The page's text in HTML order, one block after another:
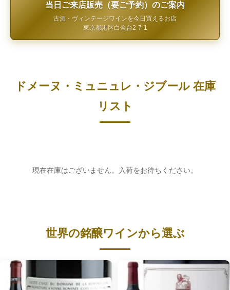
当日ご来店販売（要ご予約）のご案内
古酒・ヴィンテージワインを今日買えるお店
東京都港区白金台2-7-1
ドメーヌ・ミュニュレ・ジブール 在庫
リスト
現在在庫はございません。入荷をお待ちください。
世界の銘醸ワインから選ぶ